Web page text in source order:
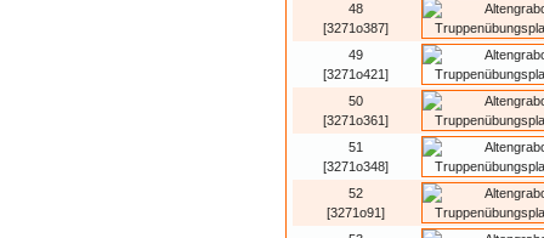
48
[3271o387]
49
[3271o421]
50
[3271o361]
51
[3271o348]
52
[3271o91]